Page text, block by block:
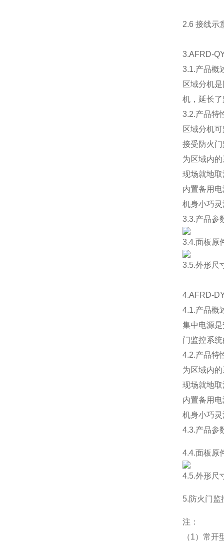
2.6 接线示
3.AFRD-
3.1.产品概
区域分机
机，延长
3.2.产品特
区域分机
接受防火
为区域内
现场就地
内置备用
机身小巧
3.3.产品参
3.4.面板原
3.5.外形尺
4.AFRD-
4.1.产品概
集中电源
门监控系
4.2.产品特
为区域内
现场就地
内置备用
机身小巧
4.3.产品参
4.4.面板原
4.5.外形尺
5.防火门监
注：
（1）常